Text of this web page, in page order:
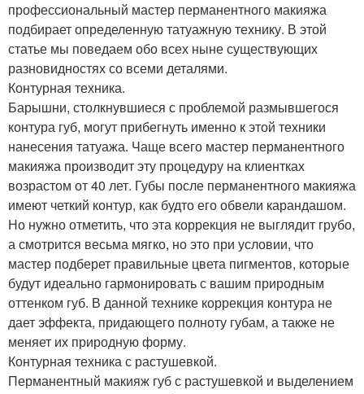
профессиональный мастер перманентного макияжа
подбирает определенную татуажную технику. В этой
статье мы поведаем обо всех ныне существующих
разновидностях со всеми деталями.
Контурная техника.
Барышни, столкнувшиеся с проблемой размывшегося
контура губ, могут прибегнуть именно к этой техники
нанесения татуажа. Чаще всего мастер перманентного
макияжа производит эту процедуру на клиентках
возрастом от 40 лет. Губы после перманентного макияжа
имеют четкий контур, как будто его обвели карандашом.
Но нужно отметить, что эта коррекция не выглядит грубо,
а смотрится весьма мягко, но это при условии, что
мастер подберет правильные цвета пигментов, которые
будут идеально гармонировать с вашим природным
оттенком губ. В данной технике коррекция контура не
дает эффекта, придающего полноту губам, а также не
меняет их природную форму.
Контурная техника с растушевкой.
Перманентный макияж губ с растушевкой и выделением